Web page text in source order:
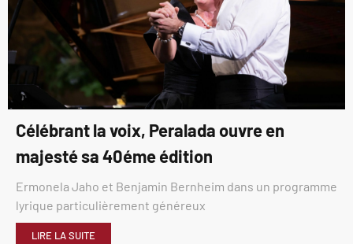
Célébrant la voix, Peralada ouvre en
majesté sa 40éme édition
Ermonela Jaho et Benjamin Bernheim dans un programme
lyrique particulièrement généreux
LIRE LA SUITE